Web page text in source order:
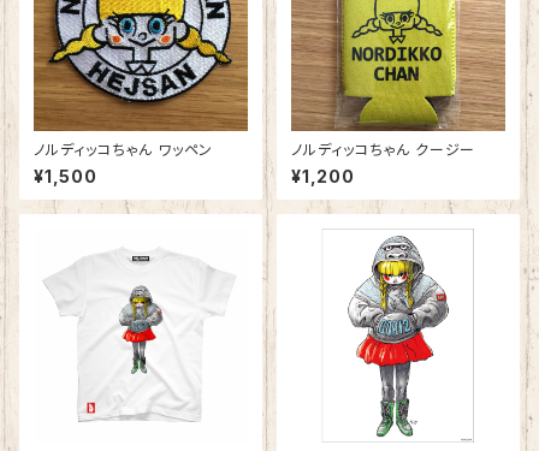
ノルディッコちゃん ワッペン
¥1,500
ノルディッコちゃん クージー
¥1,200